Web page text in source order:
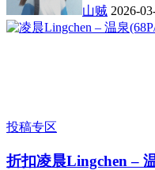
山贼 2026-
投稿专区
折扣凌晨Lingchen –